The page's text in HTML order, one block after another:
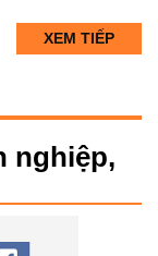
XEM TIẾP
nghiệp,